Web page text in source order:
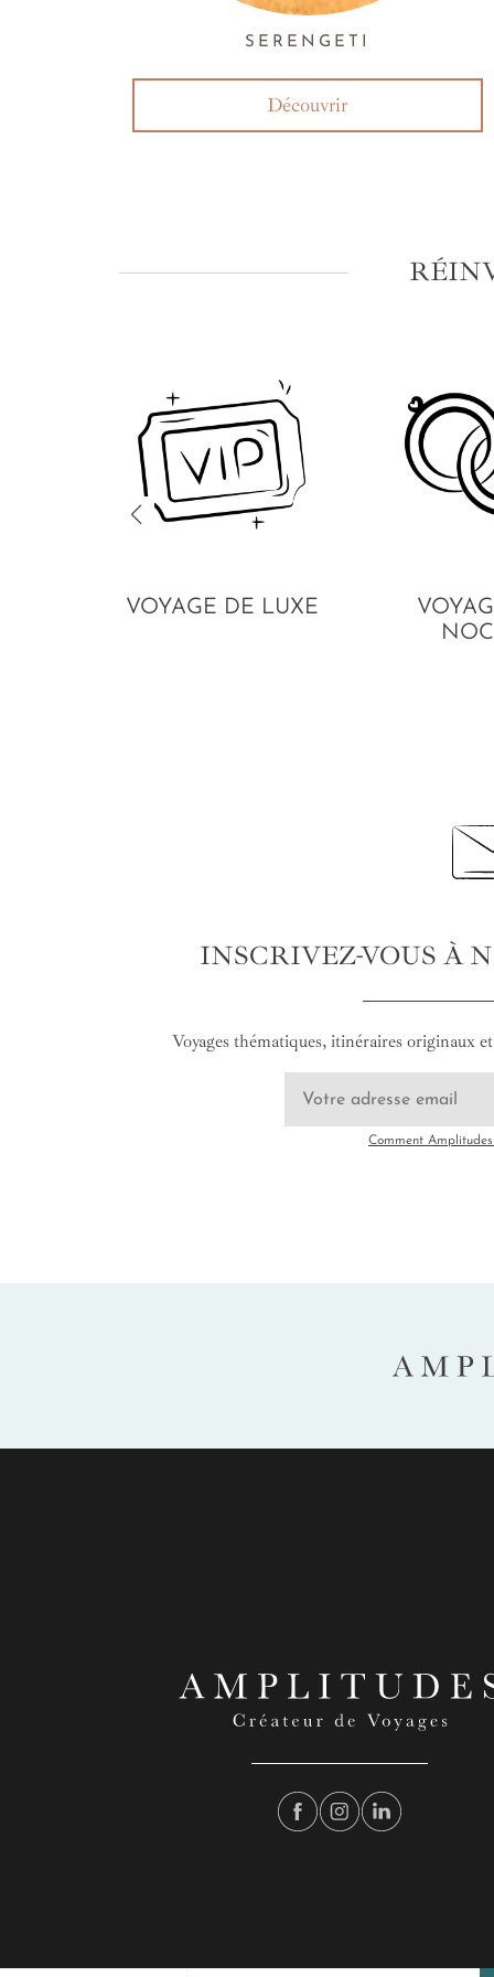
SERENGETI
Découvrir
VOYAGE DE LUXE
INSCRIVEZ-VOUS À
Voyages thématiques, itinéraires originaux
Comment